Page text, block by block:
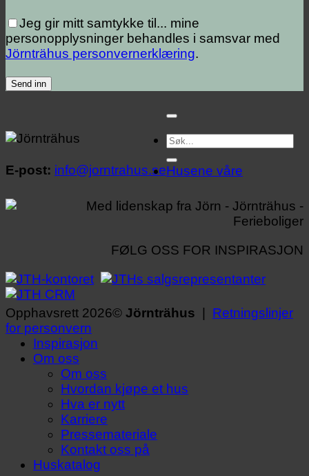
Jeg gir mitt samtykke til... mine
personopplysninger behandles i samsvar med
Jörnträhus personvernerklæring.
E-post: info@jorntrahus.se
FØLG OSS FOR INSPIRASJON
Opphavsrett 2026© Jörnträhus
Retningslinjer
for personvern
Søk
Husene våre
Inspirasjon
Om oss
Om oss
Hvordan kjøpe et hus
Hva er nytt
Karriere
Pressemateriale
Kontakt oss på
Huskatalog